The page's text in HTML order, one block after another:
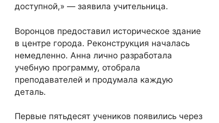
доступной,» — заявила учительница.
Воронцов предоставил историческое здание
в центре города. Реконструкция началась
немедленно. Анна лично разработала
учебную программу, отобрала
преподавателей и продумала каждую
деталь.
Первые пятьдесят учеников появились через